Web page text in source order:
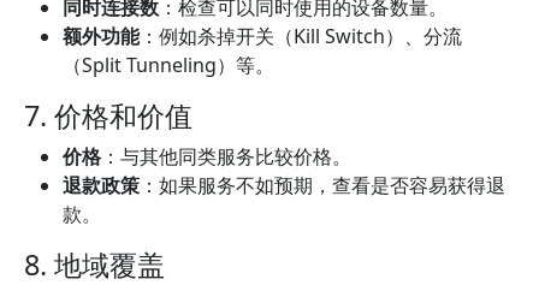
同时连接数 ：检查可以同时使用的设备数量。
额外功能：例如杀掉开关（Kill Switch）、分流
（Split Tunneling）等。
7. 价格和价值
价格 ：与其他同类服务比较价格。
退款政策 ：如果服务不如预期，查看是否容易获得退
款。
8. 地域覆盖